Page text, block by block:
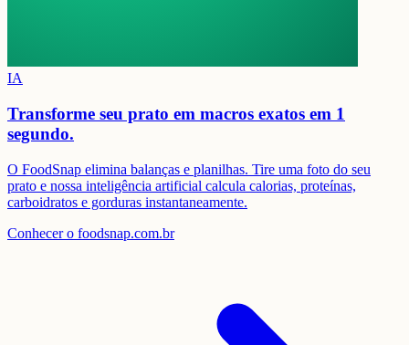
IA
Transforme seu prato em macros exatos em 1
segundo.
O FoodSnap elimina balanças e planilhas. Tire uma foto do seu
prato e nossa inteligência artificial calcula calorias, proteínas,
carboidratos e gorduras instantaneamente.
Conhecer o foodsnap.com.br